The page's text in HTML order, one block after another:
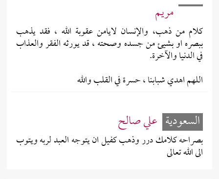
مريم
كلام من ذهب، والإنسان لايامن عقوبة الله ، فقد يذهب
ببصره او بشيئ من جسده وصحته ، قد يورثه الفقر والعذاب
في الدنيا والآخرة.
اللهم اهدي شبابنا ، حسرة في القلب والله
السعودية علي صالح
بصراحه كلامك درر وذهب كفيل ان يتوجه العبد لربه ويتوب
الى الله تعالى